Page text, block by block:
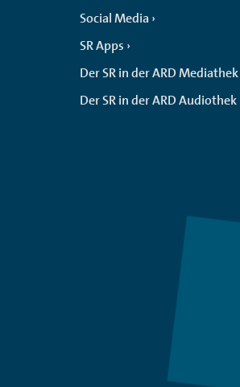
Social Media
SR Apps
Der SR in der ARD Mediathek
Der SR in der ARD Audiothek